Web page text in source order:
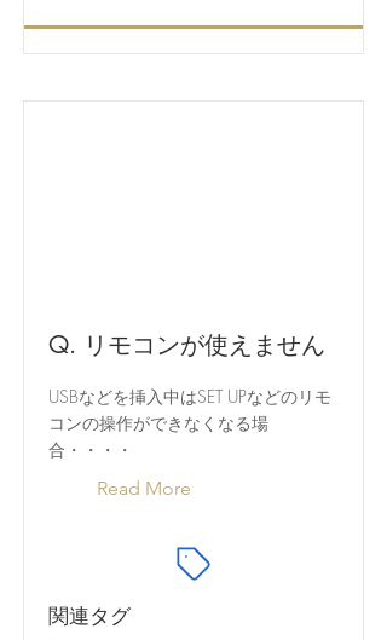
Q. リモコンが使えません
USBなどを挿入中はSET UPなどのリモ
コンの操作ができなくなる場
合・・・・
Read More
関連タグ